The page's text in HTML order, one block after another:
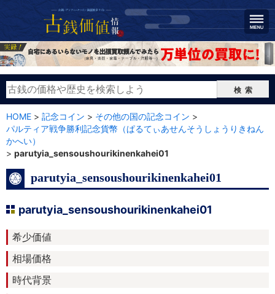
検索
HOME > 記念コイン > その他の国の記念コイン >
パルティア戦争勝利記念貨幣（ぱるてぃあせんそうしょうりきねん
かへい）
> parutyia_sensoushourikinenkahei01
parutyia_sensoushourikinenkahei01
parutyia_sensoushourikinenkahei01
希少価値
相場価格
時代背景